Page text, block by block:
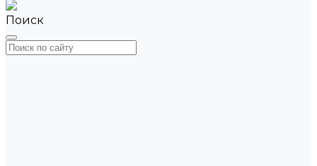
Поиск